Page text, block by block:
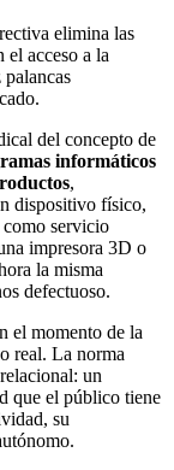
elimina las
el acceso a la
del concepto de
informáticos
,
dispositivo físico,
como servicio
impresora 3D o
la misma
defectuoso.
el momento de la
real. La norma
un
que el público tiene
su